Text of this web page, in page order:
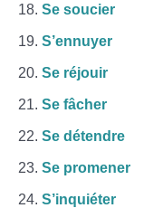
Se soucier
S’ennuyer
Se réjouir
Se fâcher
Se détendre
Se promener
S’inquiéter